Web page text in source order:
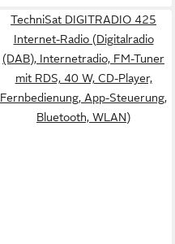
TechniSat DIGITRADIO 425
Internet-Radio (Digitalradio
(DAB), Internetradio, FM-Tuner
mit RDS, 40 W, CD-Player,
Fernbedienung, App-Steuerung,
Bluetooth, WLAN)